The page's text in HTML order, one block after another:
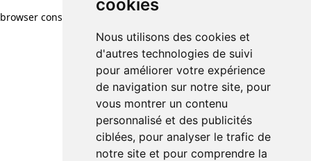
cookies
Nous utilisons des cookies et
d'autres technologies de suivi
pour améliorer votre expérience
de navigation sur notre site, pour
vous montrer un contenu
personnalisé et des publicités
ciblées, pour analyser le trafic de
notre site et pour comprendre la
cookies
Nous utilisons des cookies et
d'autres technologies de suivi
pour améliorer votre expérience
de navigation sur notre site, pour
vous montrer un contenu
personnalisé et des publicités
ciblées, pour analyser le trafic de
notre site et pour comprendre la
browser console for more information)